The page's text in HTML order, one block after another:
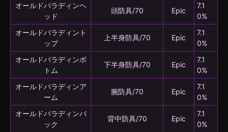
オールドパラディンヘ
ッド
頭防具/70 Epic
7.1
0%
オールドパラディント
ップ
上半身防具/70 Epic
7.1
0%
オールドパラディンボ
トム
下半身防具/70 Epic
7.1
0%
オールドパラディンア
ーム
腕防具/70 Epic
7.1
0%
オールドパラディンバ
ック
背中防具/70 Epic
7.1
0%